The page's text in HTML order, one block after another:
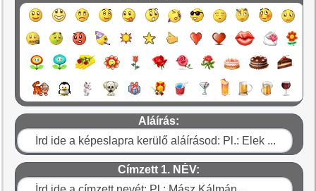
Aláírás:
Címzett 1. NÉV: